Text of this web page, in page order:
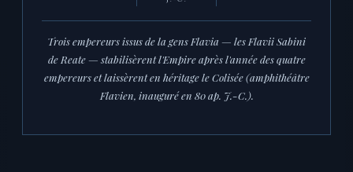
Trois empereurs issus de la gens Flavia — les Flavii Sabini
de Reate — stabilisèrent l'Empire après l'année des quatre
empereurs et laissèrent en héritage le Colisée (amphithéâtre
Flavien, inauguré en 80 ap. J.-C.).